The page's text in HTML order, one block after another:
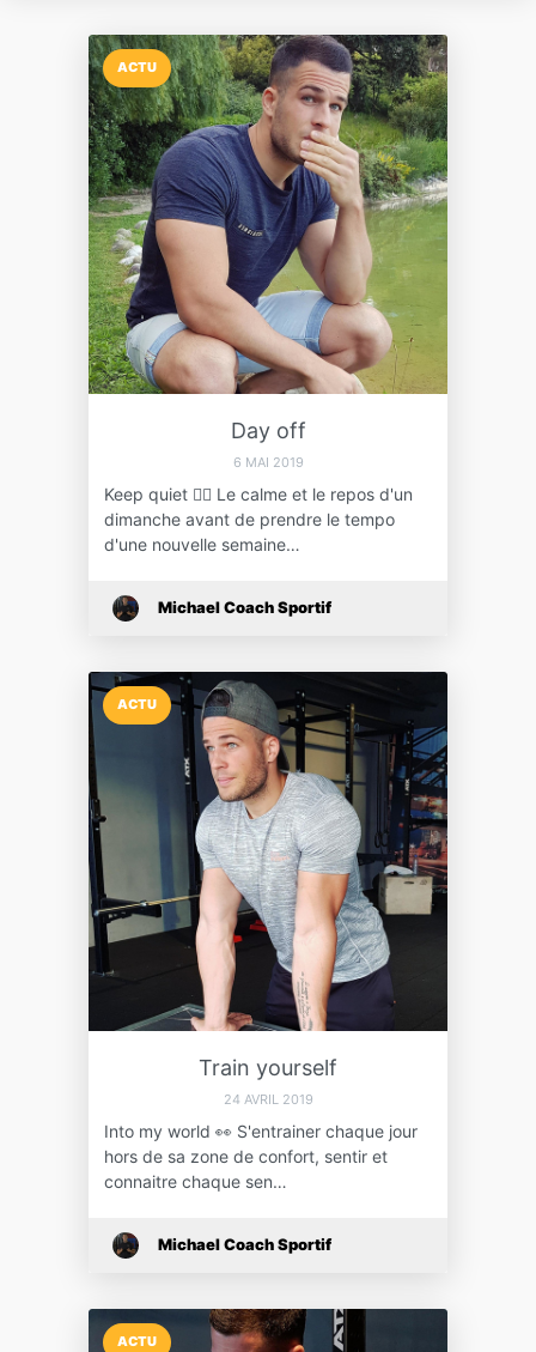
ACTU
Day off
6 MAI 2019
Keep quiet 🧘‍♂️ Le calme et le repos d'un
dimanche avant de prendre le tempo
d'une nouvelle semaine…
Michael Coach Sportif
ACTU
Train yourself
24 AVRIL 2019
Into my world 👀 S'entrainer chaque jour
hors de sa zone de confort, sentir et
connaitre chaque sen…
Michael Coach Sportif
ACTU